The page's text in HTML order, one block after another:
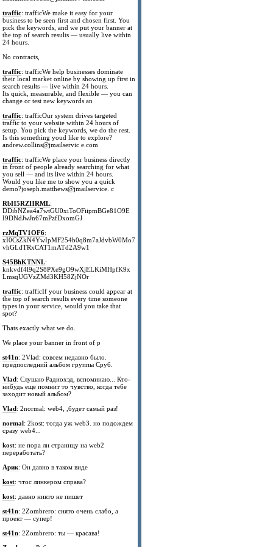
traffic: trafficWe make it easy for your
business to be seen first and chosen first. You
pick the keywords, and we put your banner at
the top of search results — usually live within
24 hours.
No contracts,
traffic: trafficWe help businesses dominate
their local market online by showing up first in
search results — live within 24 hours.
Its quick, measurable, and flexible — you can
change or test new keywords an
traffic: trafficOur system drives targeted
traffic to your website within 24 hours of
setup. You pick the keywords, we do the rest.
Is this something youd like to explore?
andrew.collins@jmailservic e.com
traffic: trafficWe place your business directly
in front of people already searching for what
you sell — and its live within 24 hours.
Would you like me to show you a quick
demo?joseph.matthews@jmailservice. c
RbH5RZHRML:
DDibNZea4a7wtGU0xiToOFiipmBGe81O9E
I9DNdJwJn67mPzfDxomGJ
rzMqTV1OF6:
xI0CsZkN4YwIpMF254b0q8m7aJdvbW0Mo7
vhGLdTRxCAT1mATd2A9w1
S45BhKTNNL:
knkvdf4l9q2S8PXe9gO9wXjELKiMHpfK9x
LmsqUGVzZMd3KH58ZjNOr
traffic: trafficIf your business could appear at
the top of search results every time someone
types in your service, would you take that
spot?
Thats exactly what we do.
We place your banner in front of p
st41n: 2Vlad: совсем недавно было.
предпоследний альбом группы Сруб.
Vlad: Слушаю Радиохэд, вспоминаю... Кто-
нибудь еще помнит то чувство, когда тебе
заходит новый альбом?
Vlad: 2normal: web4, ,будет самый раз!
normal: 2kost: тогда уж web3. но подождем
сразу web4...
kost: не пора ли страницу на web2
переработать?
Арик: Он давно в таком виде
kost: чтос линкером справа?
kost: давно никто не пишет
st41n: 2Zombrero: снято очень слабо, а
проект — супер!
st41n: 2Zombrero: ты — красава!